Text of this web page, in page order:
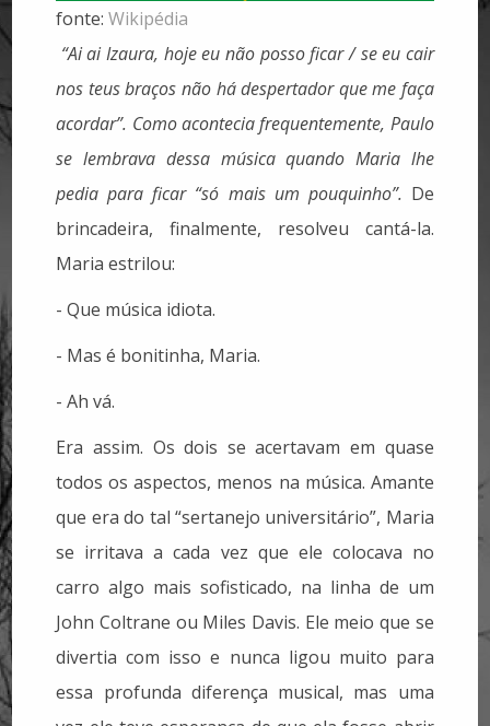
fonte:Wikipédia
“Ai ai Izaura, hoje eu não posso ficar / se eu cair
nos teus braços não há despertador que me faça
acordar”. Como acontecia frequentemente, Paulo
se lembrava dessa música quando Maria lhe
pedia para ficar “só mais um pouquinho”. De
brincadeira, finalmente, resolveu cantá-la.
Maria estrilou:
- Que música idiota.
- Mas é bonitinha, Maria.
- Ah vá.
Era assim. Os dois se acertavam em quase
todos os aspectos, menos na música. Amante
que era do tal “sertanejo universitário”, Maria
se irritava a cada vez que ele colocava no
carro algo mais sofisticado, na linha de um
John Coltrane ou Miles Davis. Ele meio que se
divertia com isso e nunca ligou muito para
essa profunda diferença musical, mas uma